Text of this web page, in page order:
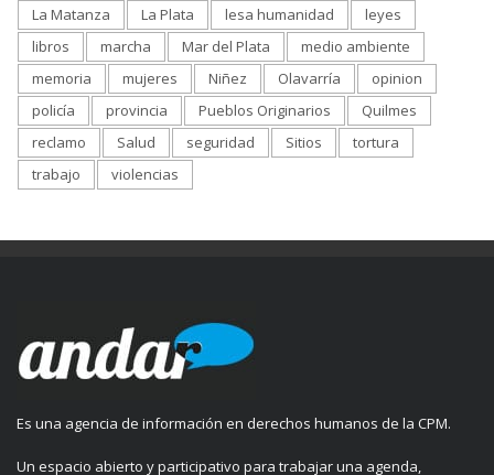
La Matanza
La Plata lesa humanidad
leyes
libros
marcha Mar del Plata
medio ambiente
memoria
mujeres Niñez Olavarría
opinion
policía
provincia Pueblos Originarios
Quilmes
reclamo
Salud seguridad Sitios
tortura
trabajo
violencias
Es una agencia de información en derechos humanos de la CPM.
Un espacio abierto y participativo para trabajar una agenda,